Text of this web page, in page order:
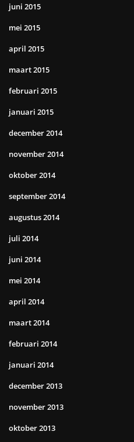
juni 2015
mei 2015
april 2015
maart 2015
februari 2015
januari 2015
december 2014
november 2014
oktober 2014
september 2014
augustus 2014
juli 2014
juni 2014
mei 2014
april 2014
maart 2014
februari 2014
januari 2014
december 2013
november 2013
oktober 2013